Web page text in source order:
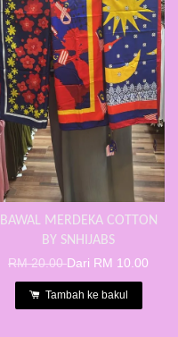
BAWAL MERDEKA COTTON
BY SNHIJABS
RM 20.00Dari RM 10.00
Tambah ke bakul